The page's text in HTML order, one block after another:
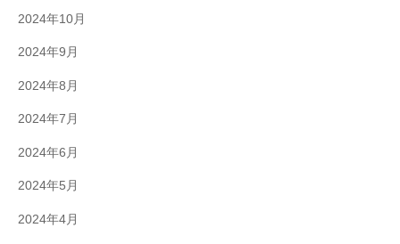
2024年10月
2024年9月
2024年8月
2024年7月
2024年6月
2024年5月
2024年4月